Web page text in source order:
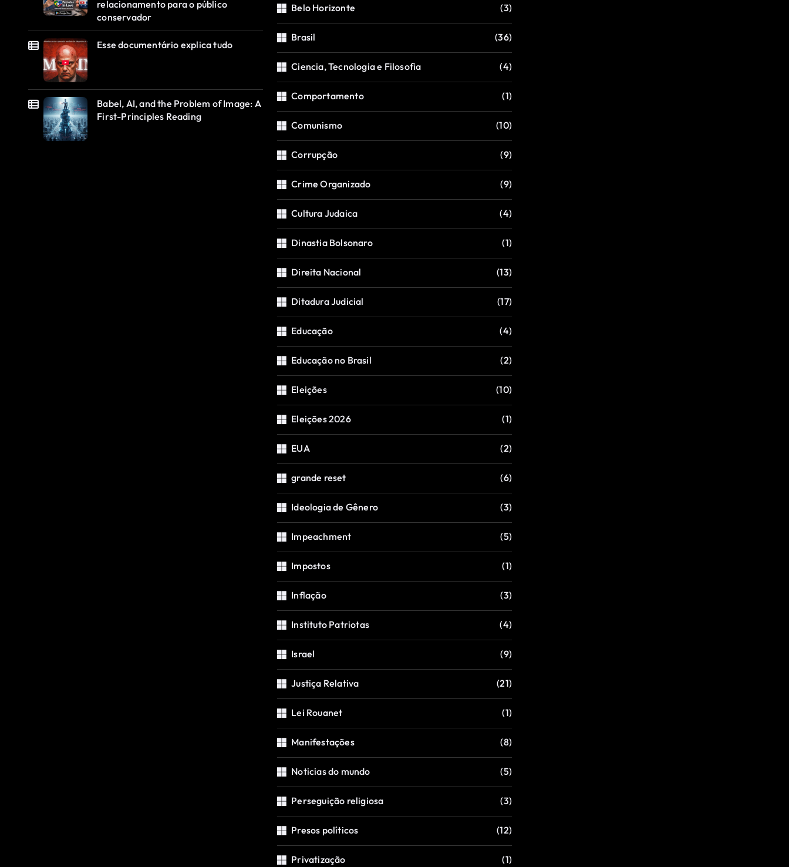
relacionamento para o público
conservador
Esse documentário explica tudo
Babel, AI, and the Problem of Image: A
First-Principles Reading
Belo Horizonte (3)
Brasil (36)
Ciencia, Tecnologia e Filosofia (4)
Comportamento (1)
Comunismo (10)
Corrupção (9)
Crime Organizado (9)
Cultura Judaica (4)
Dinastia Bolsonaro (1)
Direita Nacional (13)
Ditadura Judicial (17)
Educação (4)
Educação no Brasil (2)
Eleições (10)
Eleições 2026 (1)
EUA (2)
grande reset (6)
Ideologia de Gênero (3)
Impeachment (5)
Impostos (1)
Inflação (3)
Instituto Patriotas (4)
Israel (9)
Justiça Relativa (21)
Lei Rouanet (1)
Manifestações (8)
Noticias do mundo (5)
Perseguição religiosa (3)
Presos políticos (12)
Privatização (1)